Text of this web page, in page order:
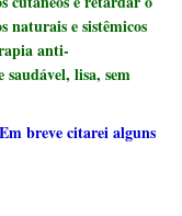
naturais e sistêmicos
anti-
saudável, lisa, sem
breve citarei alguns